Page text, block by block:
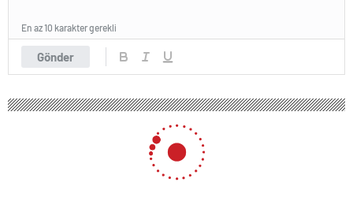
Gönder
En az 10 karakter gerekli